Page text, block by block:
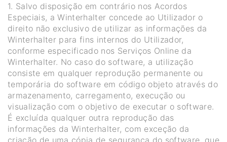
1. Salvo disposição em contrário nos Acordos
Especiais, a Winterhalter concede ao Utilizador o
direito não exclusivo de utilizar as informações da
Winterhalter para fins internos do Utilizador,
conforme especificado nos Serviços Online da
Winterhalter. No caso do software, a utilização
consiste em qualquer reprodução permanente ou
temporária do software em código objeto através do
armazenamento, carregamento, execução ou
visualização com o objetivo de executar o software.
É excluída qualquer outra reprodução das
informações da Winterhalter, com exceção da
criação de uma cópia de segurança do software, que